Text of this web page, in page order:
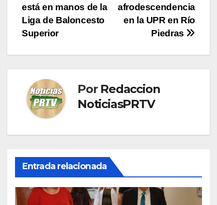
afrodescendencia
en la UPR en Río
Piedras
está en manos de la
Liga de Baloncesto
Superior
Por Redaccion
NoticiasPRTV
Entrada relacionada